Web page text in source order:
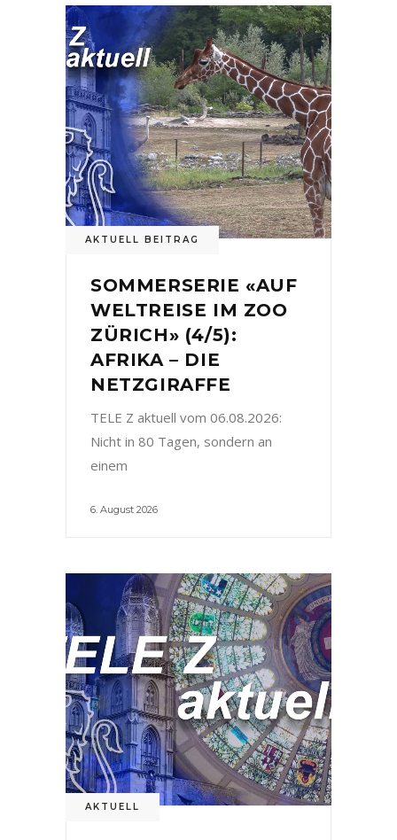
AKTUELL BEITRAG
SOMMERSERIE «AUF
WELTREISE IM ZOO
ZÜRICH» (4/5):
AFRIKA – DIE
NETZGIRAFFE
TELE Z aktuell vom 06.08.2026:
Nicht in 80 Tagen, sondern an
einem
6. August 2026
AKTUELL